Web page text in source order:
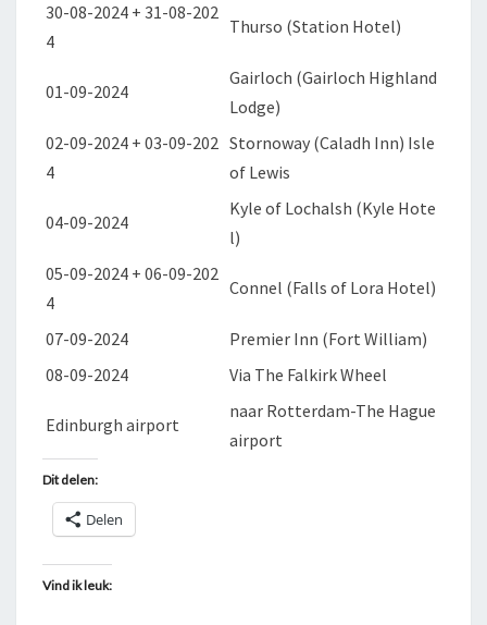
30-08-2024 + 31-08-202
4
Thurso (Station Hotel)
01-09-2024
Gairloch (Gairloch Highland
Lodge)
02-09-2024 + 03-09-202
4
Stornoway (Caladh Inn) Isle
of Lewis
04-09-2024
Kyle of Lochalsh (Kyle Hote
l)
05-09-2024 + 06-09-202
4
Connel (Falls of Lora Hotel)
07-09-2024
Premier Inn (Fort William)
08-09-2024
Via The Falkirk Wheel
Edinburgh airport
naar Rotterdam-The Hague
airport
Dit delen:
Delen
Vind ik leuk: